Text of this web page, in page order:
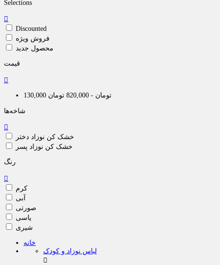
Selections

Discounted
فروش ویژه
محصول جدید
قیمت

130,000 تومان - 820,000 تومان
شاخه‌ها

خشک کن نوزاد دختر
خشک کن نوزاد پسر
رنگ

کرم
آبی
صورتی
یاسی
شیری
خانه
لباس نوزاد و کودک
